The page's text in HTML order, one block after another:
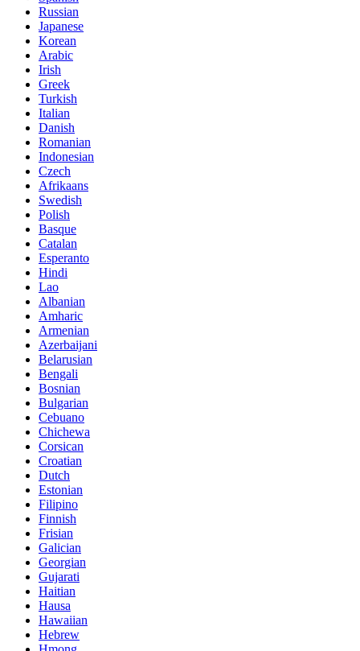
Russian
Japanese
Korean
Arabic
Irish
Greek
Turkish
Italian
Danish
Romanian
Indonesian
Czech
Afrikaans
Swedish
Polish
Basque
Catalan
Esperanto
Hindi
Lao
Albanian
Amharic
Armenian
Azerbaijani
Belarusian
Bengali
Bosnian
Bulgarian
Cebuano
Chichewa
Corsican
Croatian
Dutch
Estonian
Filipino
Finnish
Frisian
Galician
Georgian
Gujarati
Haitian
Hausa
Hawaiian
Hebrew